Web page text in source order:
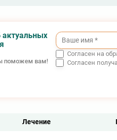
и маски, безинъекционную
«коктейлями», инъекции и
актуальных
поможем вам!
Согласен на
Согласен
Лечение